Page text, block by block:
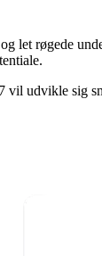
let røgede
vil udvikle sig